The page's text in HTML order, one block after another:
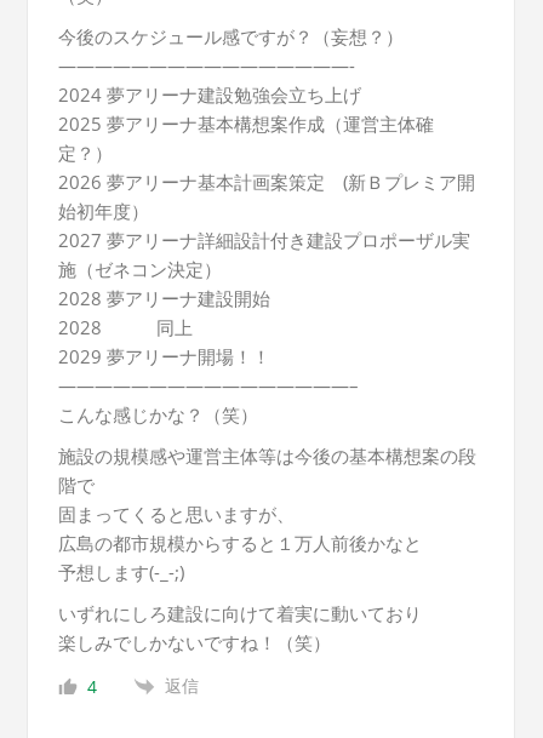
今後のスケジュール感ですが？（妄想？）
————————————————-
2024 夢アリーナ建設勉強会立ち上げ
2025 夢アリーナ基本構想案作成（運営主体確
定？）
2026 夢アリーナ基本計画案策定 (新Ｂプレミア開
始初年度）
2027 夢アリーナ詳細設計付き建設プロポーザル実
施（ゼネコン決定）
2028 夢アリーナ建設開始
2028 同上
2029 夢アリーナ開場！！
————————————————–
こんな感じかな？（笑）
施設の規模感や運営主体等は今後の基本構想案の段
階で
固まってくると思いますが、
広島の都市規模からすると１万人前後かなと
予想します(-_-;)
いずれにしろ建設に向けて着実に動いており
楽しみでしかないですね！（笑）
4 返信